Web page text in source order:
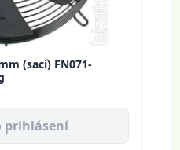
(sací) FN071-
prihlásení